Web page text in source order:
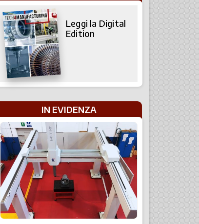
Leggi la Digital
Edition
IN EVIDENZA